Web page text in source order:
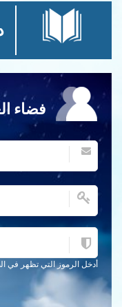
فضاء
أدخل الرموز التي تظهر في